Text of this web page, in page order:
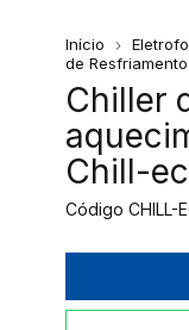
Início
de Resfriamento
Chiller
Chill-
Código CHILL-